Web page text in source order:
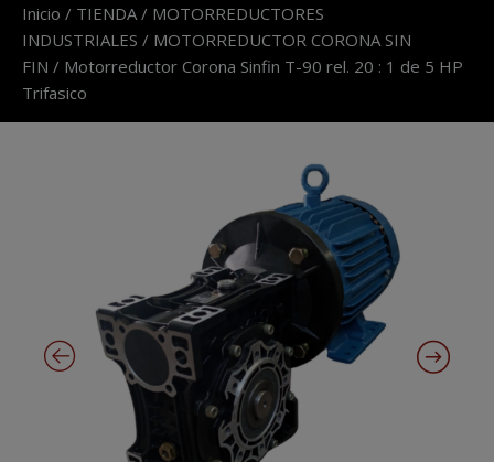
Inicio / TIENDA / MOTORREDUCTORES
INDUSTRIALES / MOTORREDUCTOR CORONA SIN
FIN / Motorreductor Corona Sinfin T-90 rel. 20 : 1 de 5 HP
Trifasico